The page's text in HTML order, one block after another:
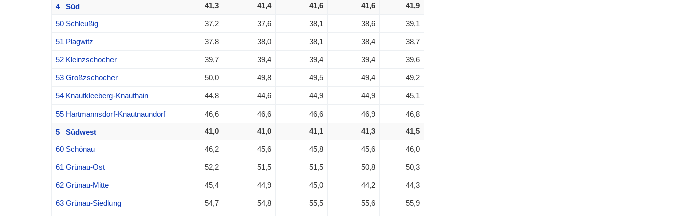
4 Süd 41,3 41,4 41,6 41,6 41,9
50 Schleußig 37,2 37,6 38,1 38,6 39,1
51 Plagwitz 37,8 38,0 38,1 38,4 38,7
52 Kleinzschocher 39,7 39,4 39,4 39,4 39,6
53 Großzschocher 50,0 49,8 49,5 49,4 49,2
54 Knautkleeberg-Knauthain 44,8 44,6 44,9 44,9 45,1
55 Hartmannsdorf-Knautnaundorf 46,6 46,6 46,6 46,9 46,8
5 Südwest 41,0 41,0 41,1 41,3 41,5
60 Schönau 46,2 45,6 45,8 45,6 46,0
61 Grünau-Ost 52,2 51,5 51,5 50,8 50,3
62 Grünau-Mitte 45,4 44,9 45,0 44,2 44,3
63 Grünau-Siedlung 54,7 54,8 55,5 55,6 55,9